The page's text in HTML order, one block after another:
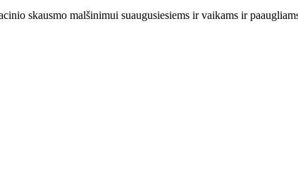
skausmo malšinimui suaugusiesiems ir vaikams ir